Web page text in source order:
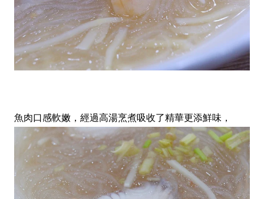
魚肉口感軟嫩，經過高湯烹煮吸收了精華更添鮮味，